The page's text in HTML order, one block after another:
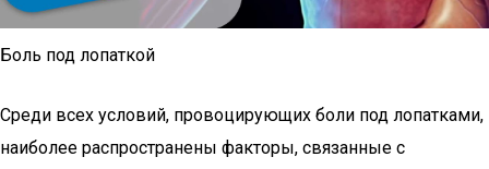
Боль под лопаткой
Среди всех условий, провоцирующих боли под лопатками,
наиболее распространены факторы, связанные с